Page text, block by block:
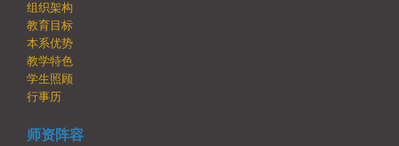
组织架构
教育目标
本系优势
教学特色
学生照顾
行事历
师资阵容